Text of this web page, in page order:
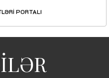
PORTALI